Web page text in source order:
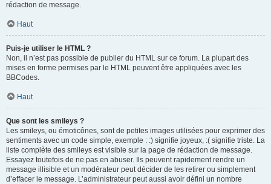
rédaction de message.
Haut
Puis-je utiliser le HTML ?
Non, il n’est pas possible de publier du HTML sur ce forum. La plupart des
mises en forme permises par le HTML peuvent être appliquées avec les
BBCodes.
Haut
Que sont les smileys ?
Les smileys, ou émoticônes, sont de petites images utilisées pour exprimer des
sentiments avec un code simple, exemple : :) signifie joyeux, :( signifie triste. La
liste complète des smileys est visible sur la page de rédaction de message.
Essayez toutefois de ne pas en abuser. Ils peuvent rapidement rendre un
message illisible et un modérateur peut décider de les retirer ou simplement
d’effacer le message. L’administrateur peut aussi avoir défini un nombre